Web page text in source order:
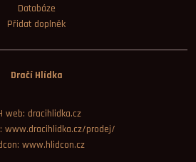
Databáze
Přidat doplněk
Dračí Hlídka
web: dracihlidka.cz
www.dracihlidka.cz/prodej/
www.hlidcon.cz